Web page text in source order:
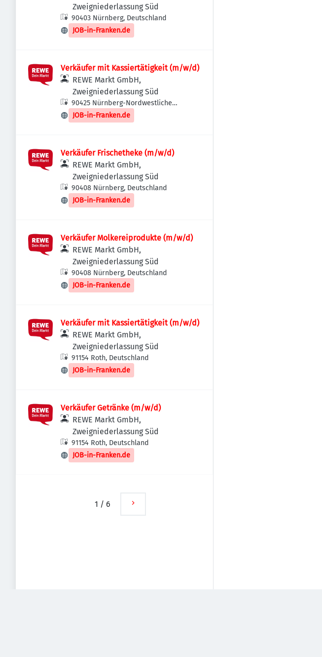
Zweigniederlassung Süd
90403 Nürnberg, Deutschland
JOB-in-Franken.de
Verkäufer mit Kassiertätigkeit (m/w/d)
REWE Markt GmbH,
Zweigniederlassung Süd
90425 Nürnberg-Nordwestliche
Außenstadt, Deutschland
JOB-in-Franken.de
Verkäufer Frischetheke (m/w/d)
REWE Markt GmbH,
Zweigniederlassung Süd
90408 Nürnberg, Deutschland
JOB-in-Franken.de
Verkäufer Molkereiprodukte (m/w/d)
REWE Markt GmbH,
Zweigniederlassung Süd
90408 Nürnberg, Deutschland
JOB-in-Franken.de
Verkäufer mit Kassiertätigkeit (m/w/d)
REWE Markt GmbH,
Zweigniederlassung Süd
91154 Roth, Deutschland
JOB-in-Franken.de
Verkäufer Getränke (m/w/d)
REWE Markt GmbH,
Zweigniederlassung Süd
91154 Roth, Deutschland
JOB-in-Franken.de
1 / 6